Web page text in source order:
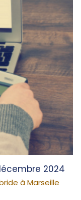
2024
à Marseille